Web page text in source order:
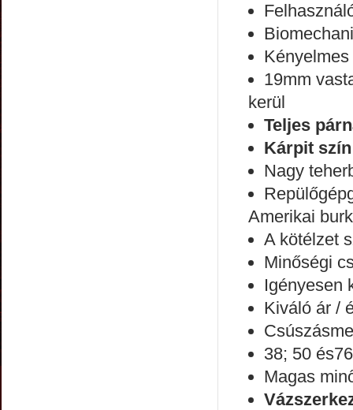
19mm
kerül
Teljes
Kárpit
Nagy
Amerikai
A kötélzet
Minőségi
Igényesen
Kiváló ár /
38; 50
Magas